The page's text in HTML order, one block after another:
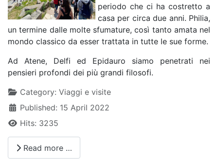
periodo che ci ha costretto a
casa per circa due anni. Philia,
un termine dalle molte sfumature, così tanto amata nel
mondo classico da esser trattata in tutte le sue forme.
Ad Atene, Delfi ed Epidauro siamo penetrati nei
pensieri profondi dei più grandi filosofi.
DetailsCategory: Viaggi e visite
Published: 15 April 2022
Hits: 3235
Read more …